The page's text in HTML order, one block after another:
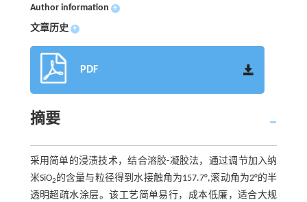
Author information +
文章历史 +
PDF
摘要
采用简单的浸渍技术，结合溶胶-凝胶法，通过调节加入纳
米SiO2 的含量与粒径得到水接触角为157.7°,滚动角为2°的半
透明超疏水涂层。该工艺简单易行，成本低廉，适合大规